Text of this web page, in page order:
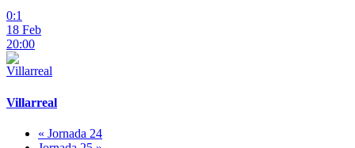
0:1
18 Feb
20:00
Villarreal
« Jornada 24